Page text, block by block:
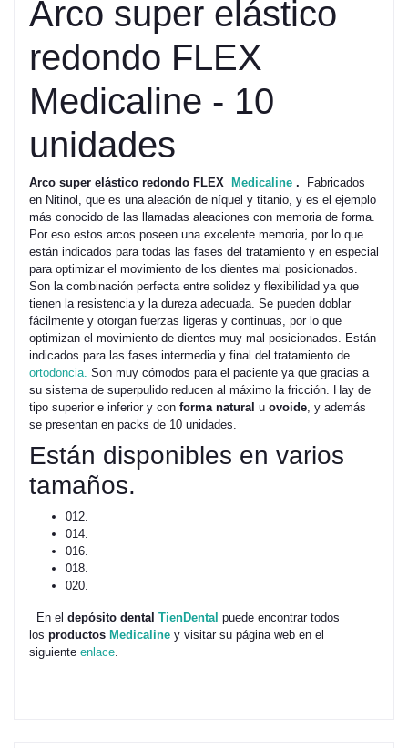
Arco super elástico
redondo FLEX
Medicaline - 10
unidades
Arco super elástico redondo FLEX Medicaline .
Fabricados
en Nitinol, que es una aleación de níquel y titanio, y es el ejemplo
más conocido de las llamadas aleaciones con memoria de forma.
Por eso estos arcos poseen una excelente memoria, por lo que
están indicados para todas las fases del tratamiento y en especial
para optimizar el movimiento de los dientes mal posicionados.
Son la combinación perfecta entre solidez y flexibilidad ya que
tienen la resistencia y la dureza adecuada. Se pueden doblar
fácilmente y otorgan fuerzas ligeras y continuas, por lo que
optimizan el movimiento de dientes muy mal posicionados. Están
indicados para las fases intermedia y final del tratamiento de
ortodoncia. Son muy cómodos para el paciente ya que gracias a
su sistema de superpulido reducen al máximo la fricción. Hay de
tipo superior e inferior y con forma natural u ovoide , y además
se presentan en packs de 10 unidades.
Están disponibles en varios
tamaños.
012.
014.
016.
018.
020.
En el depósito dental TienDental puede encontrar todos
los productos Medicaline y visitar su página web en el
siguiente enlace